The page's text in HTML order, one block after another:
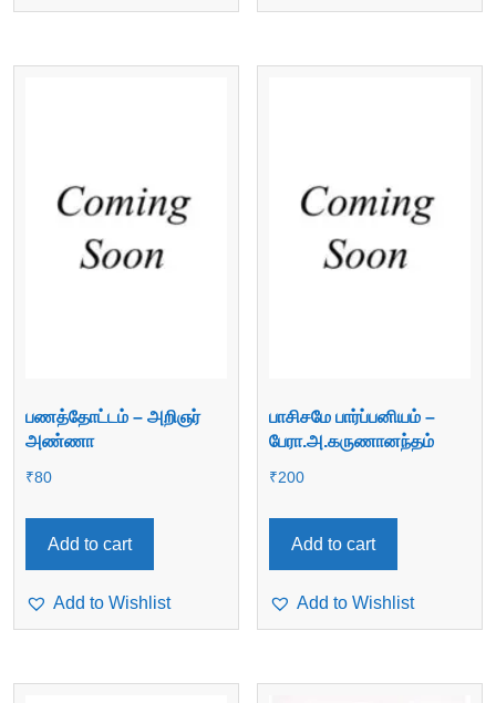
பணத்தோட்டம் – அறிஞர்
அண்ணா
₹80
Add to cart
Add to Wishlist
பாசிசமே பார்ப்பனியம் –
பேரா.அ.கருணானந்தம்
₹200
Add to cart
Add to Wishlist